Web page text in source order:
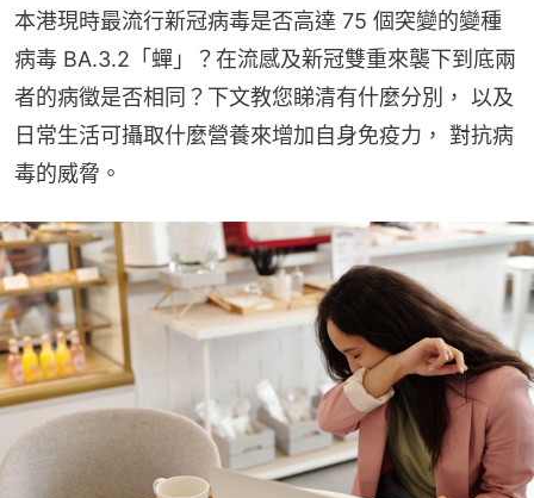
本港現時最流行新冠病毒是否高達 75 個突變的變種
病毒 BA.3.2「蟬」？在流感及新冠雙重來襲下到底兩
者的病徵是否相同？下文教您睇清有什麼分別， 以及
日常生活可攝取什麼營養來增加自身免疫力， 對抗病
毒的威脅。